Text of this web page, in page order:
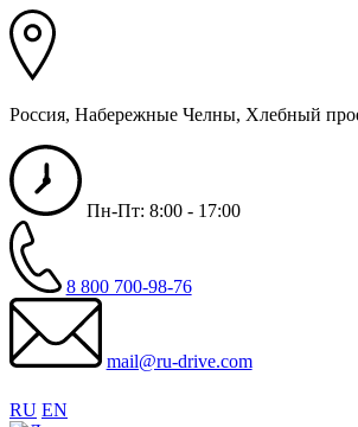
Россия, Набережные Челны, Хлебный
Пн-Пт: 8:00 - 17:00
8 800 700-98-76
mail@ru-drive.com
RU EN